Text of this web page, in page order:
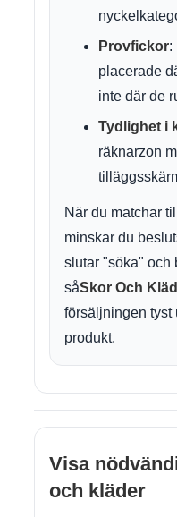
Provfickor:
placerade
inte där de
Tydlighet i
räknarzon
När du matchar
minskar du
slutar "söka" och
såSkor Och
försäljningen tyst
produkt.
Visa
och kläder